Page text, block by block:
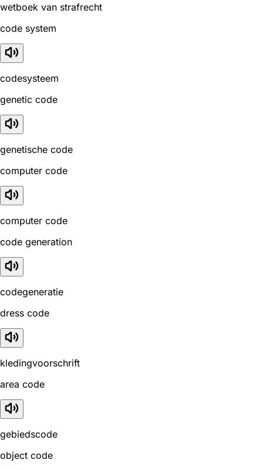
wetboek van strafrecht
code system
codesysteem
genetic code
genetische code
computer code
computer code
code generation
codegeneratie
dress code
kledingvoorschrift
area code
gebiedscode
object code